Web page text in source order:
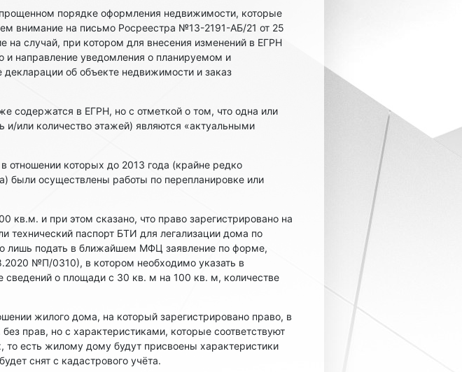
порядке оформления недвижимости, которые
внимание на письмо Росреестра №13-2191-АБ/21 от 25
на случай, при котором для внесения изменений в ЕГРН
и направление уведомления о планируемом и
об объекте недвижимости и заказ
содержатся в ЕГРН, но с отметкой о том, что одна или
и/или количество этажей) являются «актуальными
отношении которых до 2013 года (крайне редко
были осуществлены работы по перепланировке или
кв.м. и при этом сказано, что право зарегистрировано на
технический паспорт БТИ для легализации дома по
лишь подать в ближайшем МФЦ заявление по форме,
№П/0310), в котором необходимо указать в
о площади с 30 кв. м на 100 кв. м, количестве
жилого дома, на который зарегистрировано право, в
прав, но с характеристиками, которые соответствуют
есть жилому дому будут присвоены характеристики
снят с кадастрового учёта.